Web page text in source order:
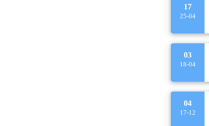
17
25-04
03
18-04
04
17-12